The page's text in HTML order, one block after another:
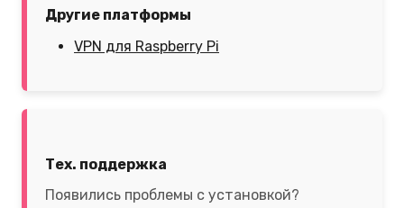
Другие платформы
VPN для Raspberry Pi
Тех. поддержка
Появились проблемы с установкой?